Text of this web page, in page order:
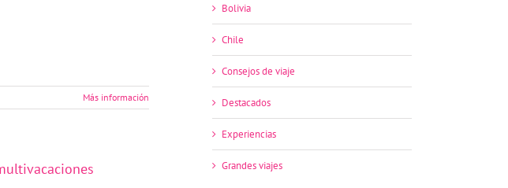
Más información
Bolivia
Chile
Consejos de viaje
Destacados
Experiencias
Grandes viajes